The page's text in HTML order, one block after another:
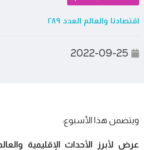
اقتصادنا والعالم العدد ٢٨٩
ويتضمن هذا الأسبوع:
عرض لأبرز الأحداث الإقليمية